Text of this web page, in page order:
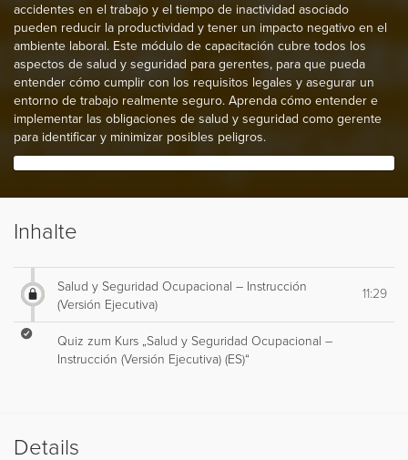
accidentes en el trabajo y el tiempo de inactividad asociado
pueden reducir la productividad y tener un impacto negativo en el
ambiente laboral. Este módulo de capacitación cubre todos los
aspectos de salud y seguridad para gerentes, para que pueda
entender cómo cumplir con los requisitos legales y asegurar un
entorno de trabajo realmente seguro. Aprenda cómo entender e
implementar las obligaciones de salud y seguridad como gerente
para identificar y minimizar posibles peligros.
Inhalte
Salud y Seguridad Ocupacional – Instrucción
(Versión Ejecutiva)
11:29
Quiz zum Kurs „Salud y Seguridad Ocupacional –
Instrucción (Versión Ejecutiva) (ES)“
Details